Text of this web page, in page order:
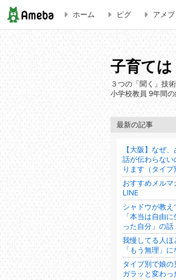
アドバイス大好きな人は こんな人かも
ホーム ピグ アメブ
子育ては
３つの「聞く」技
小学校教員 9年間
最新の記事
【大阪】なぜ
話が伝わらない
ります（タイプ
おすすめメルマ
LINE
シャドウが教え
「本当は自由
った自分」の話
我慢してる人ほ
「もう無理」
タイプ別で娘の
ガラッと変わっ